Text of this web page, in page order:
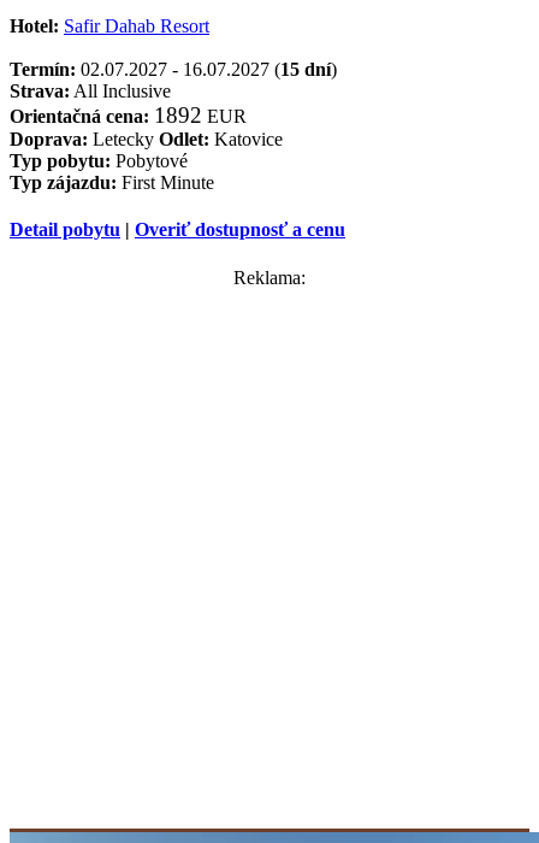
Hotel: Safir Dahab Resort
Termín: 02.07.2027 - 16.07.2027 (15 dní)
Strava: All Inclusive
Orientačná cena: 1892 EUR
Doprava: Letecky Odlet: Katovice
Typ pobytu: Pobytové
Typ zájazdu: First Minute
Detail pobytu | Overiť dostupnosť a cenu
Reklama: